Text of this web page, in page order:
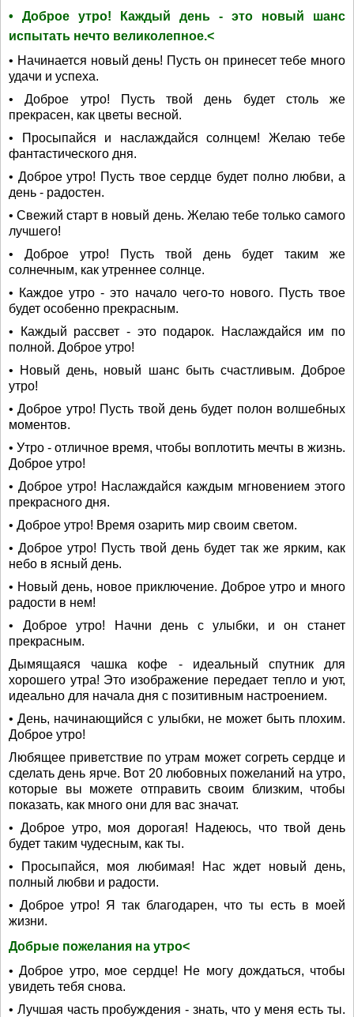
• Доброе утро! Каждый день - это новый шанс
испытать нечто великолепное.<
• Начинается новый день! Пусть он принесет тебе много
удачи и успеха.
• Доброе утро! Пусть твой день будет столь же
прекрасен, как цветы весной.
• Просыпайся и наслаждайся солнцем! Желаю тебе
фантастического дня.
• Доброе утро! Пусть твое сердце будет полно любви, а
день - радостен.
• Свежий старт в новый день. Желаю тебе только самого
лучшего!
• Доброе утро! Пусть твой день будет таким же
солнечным, как утреннее солнце.
• Каждое утро - это начало чего-то нового. Пусть твое
будет особенно прекрасным.
• Каждый рассвет - это подарок. Наслаждайся им по
полной. Доброе утро!
• Новый день, новый шанс быть счастливым. Доброе
утро!
• Доброе утро! Пусть твой день будет полон волшебных
моментов.
• Утро - отличное время, чтобы воплотить мечты в жизнь.
Доброе утро!
• Доброе утро! Наслаждайся каждым мгновением этого
прекрасного дня.
• Доброе утро! Время озарить мир своим светом.
• Доброе утро! Пусть твой день будет так же ярким, как
небо в ясный день.
• Новый день, новое приключение. Доброе утро и много
радости в нем!
• Доброе утро! Начни день с улыбки, и он станет
прекрасным.
Дымящаяся чашка кофе - идеальный спутник для
хорошего утра! Это изображение передает тепло и уют,
идеально для начала дня с позитивным настроением.
• День, начинающийся с улыбки, не может быть плохим.
Доброе утро!
Любящее приветствие по утрам может согреть сердце и
сделать день ярче. Вот 20 любовных пожеланий на утро,
которые вы можете отправить своим близким, чтобы
показать, как много они для вас значат.
• Доброе утро, моя дорогая! Надеюсь, что твой день
будет таким чудесным, как ты.
• Просыпайся, моя любимая! Нас ждет новый день,
полный любви и радости.
• Доброе утро! Я так благодарен, что ты есть в моей
жизни.
Добрые пожелания на утро<
• Доброе утро, мое сердце! Не могу дождаться, чтобы
увидеть тебя снова.
• Лучшая часть пробуждения - знать, что у меня есть ты.